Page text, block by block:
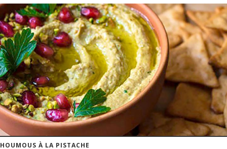
HOUMOUS À LA PISTACHE